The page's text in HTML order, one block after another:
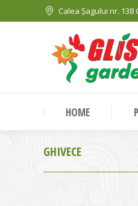
Calea Șagului nr. 138
HOME
GHIVECE